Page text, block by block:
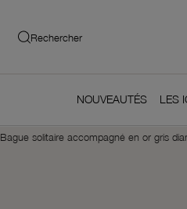
Rechercher
NOUVEAUTÉS LES
Bague solitaire accompagné en or gris